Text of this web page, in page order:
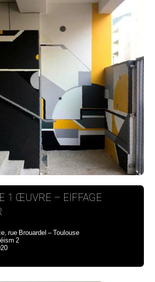
1 ŒUVRE – EIFFAGE
rue Brouardel – Toulouse
2